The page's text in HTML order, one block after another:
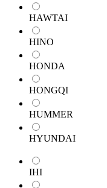
HAWTAI
HINO
HONDA
HONGQI
HUMMER
HYUNDAI
IHI